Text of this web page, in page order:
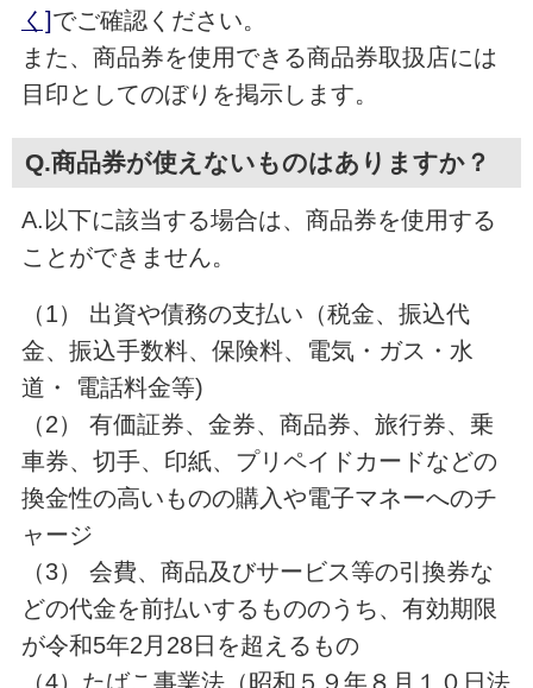
く]でご確認ください。
また、商品券を使用できる商品券取扱店には
目印としてのぼりを掲示します。
Q.商品券が使えないものはありますか？
A.以下に該当する場合は、商品券を使用する
ことができません。
（1） 出資や債務の支払い（税金、振込代
金、振込手数料、保険料、電気・ガス・水
道・ 電話料金等)
（2） 有価証券、金券、商品券、旅行券、乗
車券、切手、印紙、プリペイドカードなどの
換金性の高いものの購入や電子マネーへのチ
ャージ
（3） 会費、商品及びサービス等の引換券な
どの代金を前払いするもののうち、有効期限
が令和5年2月28日を超えるもの
（4）たばこ事業法（昭和５９年８月１０日法